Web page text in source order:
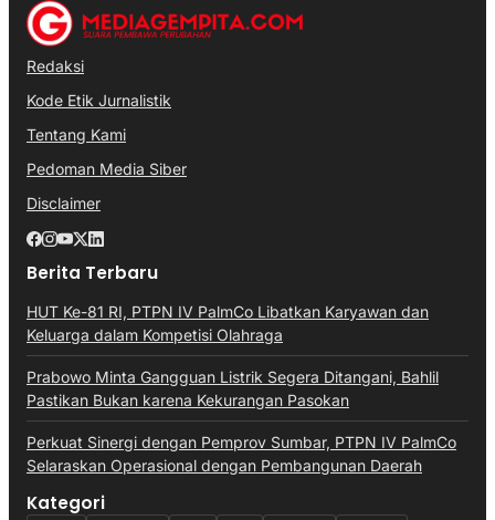
Redaksi
Kode Etik Jurnalistik
Tentang Kami
Pedoman Media Siber
Disclaimer
Berita Terbaru
HUT Ke-81 RI, PTPN IV PalmCo Libatkan Karyawan dan
Keluarga dalam Kompetisi Olahraga
Prabowo Minta Gangguan Listrik Segera Ditangani, Bahlil
Pastikan Bukan karena Kekurangan Pasokan
Perkuat Sinergi dengan Pemprov Sumbar, PTPN IV PalmCo
Selaraskan Operasional dengan Pembangunan Daerah
Kategori